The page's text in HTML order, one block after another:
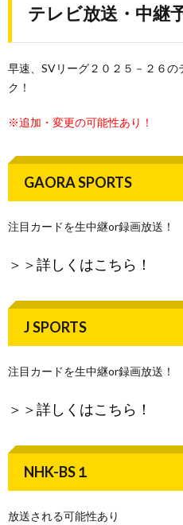
テレビ放送・中継
早速、SVリーグ２０２５－２６
ク！
※追加・変更の可能性あり！
GAORA SPORTS
注目カードを生中継or録画放送！
＞＞詳しくはこちら！
J SPORTS
注目カードを生中継or録画放送！
＞＞詳しくはこちら！
NHK-BS１
放送される可能性あり